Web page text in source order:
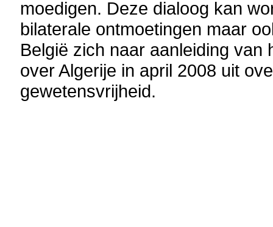
moedigen. Deze dialoog kan
bilaterale ontmoetingen maar
België zich naar aanleiding
over Algerije in april 2008 uit
gewetensvrijheid.